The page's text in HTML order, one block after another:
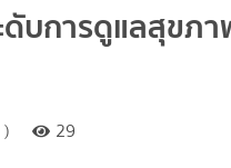
ดับการดูแลสุขภ
29